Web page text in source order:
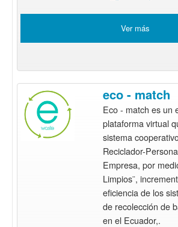
Ver más
eco - match
Eco - match es un
plataforma virtual
sistema
Reciclador-
Empresa, por
Limpios¨,
eficiencia de los
de recolección de
en el Ecuador,.